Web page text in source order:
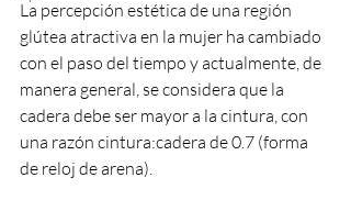
La percepción estética de una región
glútea atractiva en la mujer ha cambiado
con el paso del tiempo y actualmente, de
manera general, se considera que la
cadera debe ser mayor a la cintura, con
una razón cintura:cadera de 0.7 (forma
de reloj de arena).